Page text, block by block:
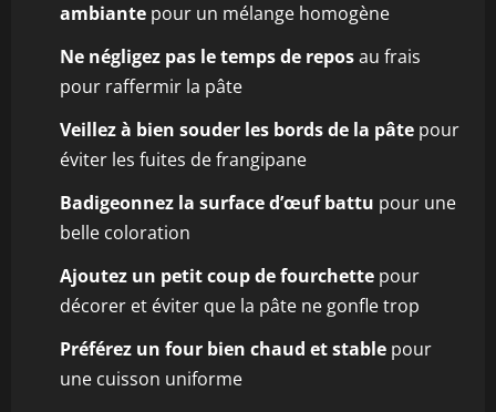
ambiante pour un mélange homogène
Ne négligez pas le temps de reposau frais
pour raffermir la pâte
Veillez à bien souder les bords de la pâte pour
éviter les fuites de frangipane
Badigeonnez la surface d’œuf battu pour une
belle coloration
Ajoutez un petit coup de fourchette pour
décorer et éviter que la pâte ne gonfle trop
Préférez un four bien chaud et stable pour
une cuisson uniforme